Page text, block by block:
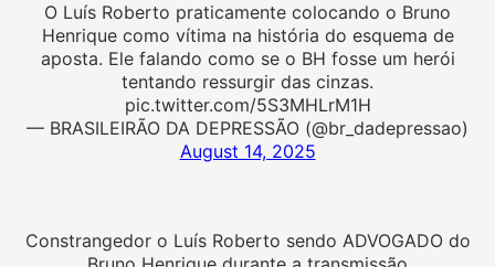
O Luís Roberto praticamente colocando o Bruno
Henrique como vítima na história do esquema de
aposta. Ele falando como se o BH fosse um herói
tentando ressurgir das cinzas.
pic.twitter.com/5S3MHLrM1H
— BRASILEIRÃO DA DEPRESSÃO (@br_dadepressao)
August 14, 2025
Constrangedor o Luís Roberto sendo ADVOGADO do